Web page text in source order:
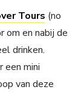
Tours (no
om en nabij de
drinken.
een mini
van deze